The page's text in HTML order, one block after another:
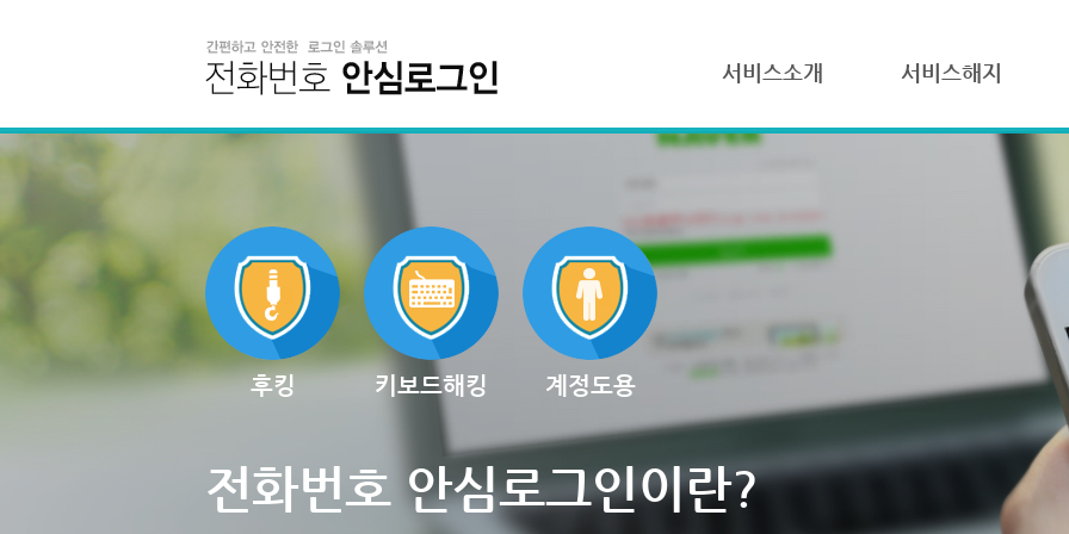
서비스소개 서비스해지
후킹 키보드해킹 계정도용
전화번호 안심로그인이란?